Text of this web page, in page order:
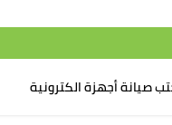
صيانة أجهزة الكترونية